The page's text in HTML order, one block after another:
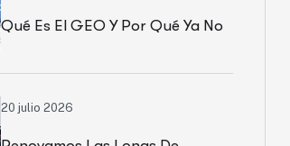
Qué Es El GEO Y Por Qué Ya No
20 julio 2026